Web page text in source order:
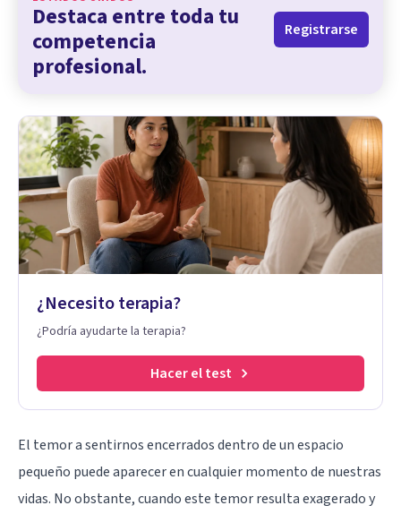
Destaca entre toda tu
competencia
profesional.
Registrarse
¿Necesito terapia?
¿Podría ayudarte la terapia?
Hacer el test
El temor a sentirnos encerrados dentro de un espacio
pequeño puede aparecer en cualquier momento de nuestras
vidas. No obstante, cuando este temor resulta exagerado y